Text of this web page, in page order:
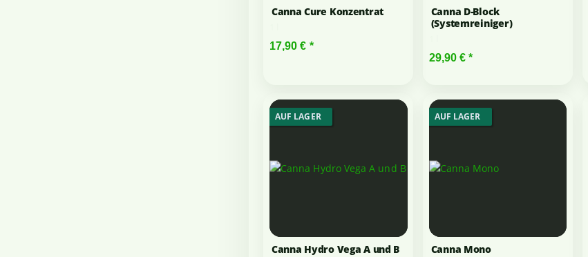
Canna Cure Konzentrat
17,90 € *
Canna D-Block
(Systemreiniger)
29,90 €*
AUF LAGER
Canna Hydro Vega A und B
AUF LAGER
Canna Mono